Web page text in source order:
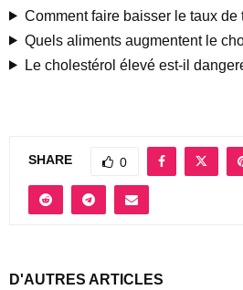
Comment faire baisser le taux de
Quels aliments augmentent le
Le cholestérol élevé est-il
SHARE 0
D'AUTRES ARTICLES